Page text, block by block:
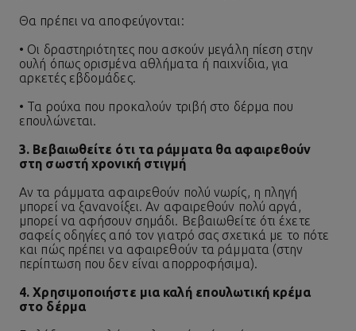
Θα πρέπει να αποφεύγονται:
• Οι δραστηριότητες που ασκούν μεγάλη πίεση στην
ουλή όπως ορισμένα αθλήματα ή παιχνίδια, για
αρκετές εβδομάδες.
• Τα ρούχα που προκαλούν τριβή στο δέρμα που
επουλώνεται.
3. Βεβαιωθείτε ότι τα ράμματα θα αφαιρεθούν
στη σωστή χρονική στιγμή
Αν τα ράμματα αφαιρεθούν πολύ νωρίς, η πληγή
μπορεί να ξανανοίξει. Αν αφαιρεθούν πολύ αργά,
μπορεί να αφήσουν σημάδι. Βεβαιωθείτε ότι έχετε
σαφείς οδηγίες από τον γιατρό σας σχετικά με το πότε
και πώς πρέπει να αφαιρεθούν τα ράμματα (στην
περίπτωση που δεν είναι απορροφήσιμα).
4. Χρησιμοποιήστε μια καλή επουλωτική κρέμα
στο δέρμα